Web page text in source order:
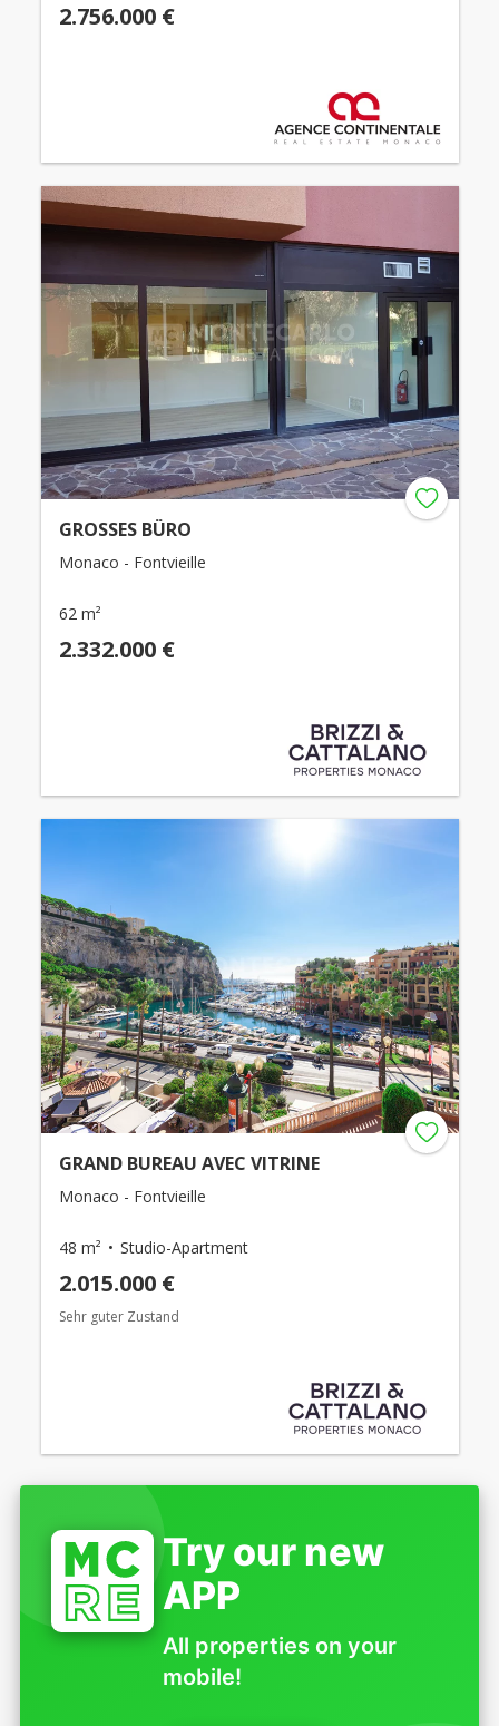
2.756.000 €
GROSSES BÜRO
Monaco - Fontvieille
62 m²
2.332.000 €
GRAND BUREAU AVEC VITRINE
Monaco - Fontvieille
48 m² Studio-Apartment
2.015.000 €
Sehr guter Zustand
Try our new
APP
All properties on your
mobile!